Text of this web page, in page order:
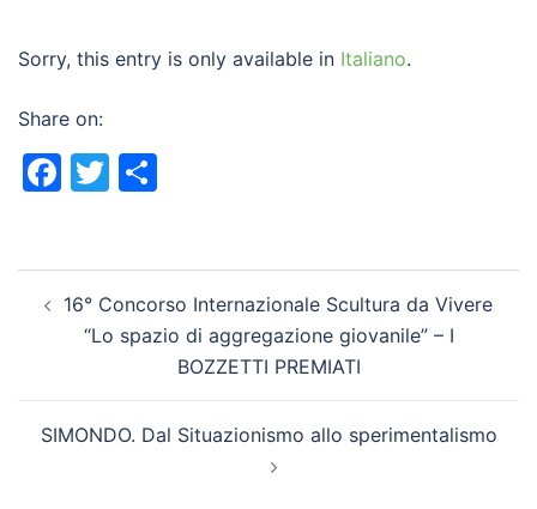
Sorry, this entry is only available in Italiano.
Share on:
Facebook
Twitter
navigation
16° Concorso Internazionale Scultura da Vivere
“Lo spazio di aggregazione giovanile” – I
BOZZETTI PREMIATI
SIMONDO. Dal Situazionismo allo sperimentalismo